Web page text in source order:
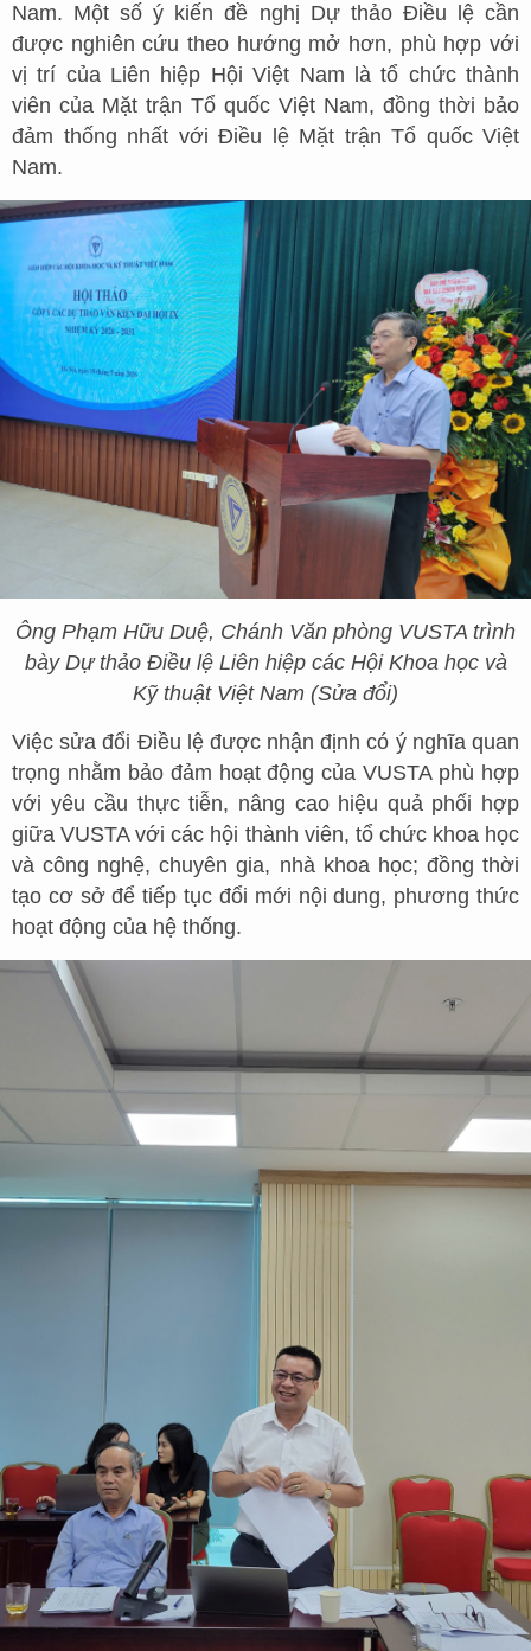
Nam. Một số ý kiến đề nghị Dự thảo Điều lệ cần
được nghiên cứu theo hướng mở hơn, phù hợp với
vị trí của Liên hiệp Hội Việt Nam là tổ chức thành
viên của Mặt trận Tổ quốc Việt Nam, đồng thời bảo
đảm thống nhất với Điều lệ Mặt trận Tổ quốc Việt
Nam.
Ông Phạm Hữu Duệ, Chánh Văn phòng VUSTA trình
bày Dự thảo Điều lệ Liên hiệp các Hội Khoa học và
Kỹ thuật Việt Nam (Sửa đổi)
Việc sửa đổi Điều lệ được nhận định có ý nghĩa quan
trọng nhằm bảo đảm hoạt động của VUSTA phù hợp
với yêu cầu thực tiễn, nâng cao hiệu quả phối hợp
giữa VUSTA với các hội thành viên, tổ chức khoa học
và công nghệ, chuyên gia, nhà khoa học; đồng thời
tạo cơ sở để tiếp tục đổi mới nội dung, phương thức
hoạt động của hệ thống.